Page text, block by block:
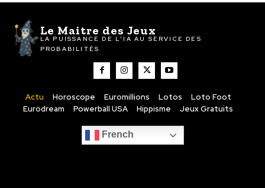
Le Maitre des Jeux
LA PUISSANCE DE L'IA AU SERVICE DES
PROBABILITÉS
Actu Horoscope Euromillions Lotos
Loto Foot
Eurodream
Powerball USA Hippisme Jeux Gratuits
French